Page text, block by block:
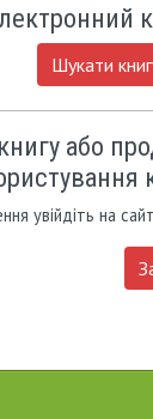
Шукати
або
увійдіть на